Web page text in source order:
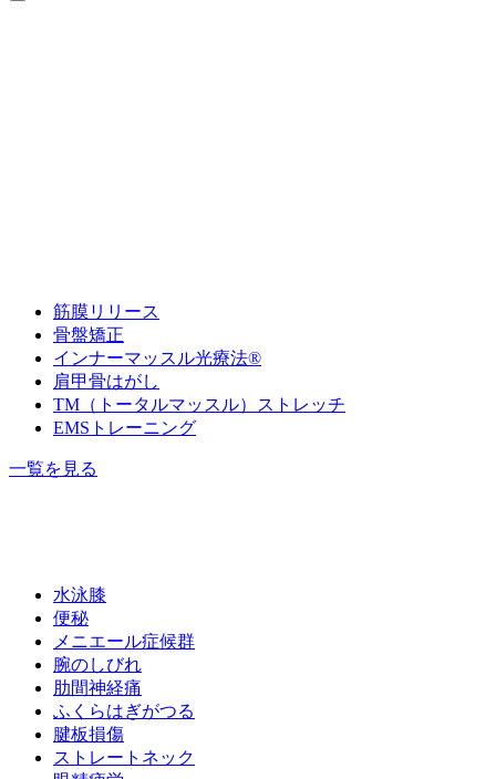
筋膜リリース
骨盤矯正
インナーマッスル光療法®️
肩甲骨はがし
TM（トータルマッスル）ストレッチ
EMSトレーニング
一覧を見る
水泳膝
便秘
メニエール症候群
腕のしびれ
肋間神経痛
ふくらはぎがつる
腱板損傷
ストレートネック